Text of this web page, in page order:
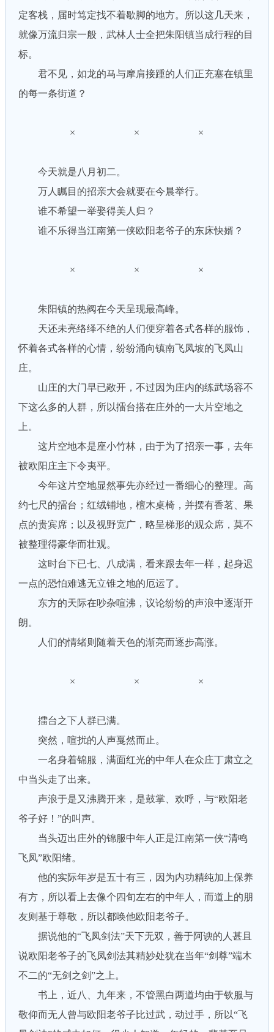
定客栈，届时笃定找不着歇脚的地方。所以这几天来，
就像万流归宗一般，武林人士全把朱阳镇当成行程的目
标。
君不见，如龙的马与摩肩接踵的人们正充塞在镇里
的每一条街道？
× × ×
今天就是八月初二。
万人瞩目的招亲大会就要在今晨举行。
谁不希望一举娶得美人归？
谁不乐得当江南第一侠欧阳老爷子的东床快婿？
× × ×
朱阳镇的热阀在今天呈现最高峰。
天还未亮络绎不绝的人们便穿着各式各样的服饰，
怀着各式各样的心情，纷纷涌向镇南飞凤坡的飞凤山
庄。
山庄的大门早已敞开，不过因为庄内的练武场容不
下这么多的人群，所以擂台搭在庄外的一大片空地之
上。
这片空地本是座小竹林，由于为了招亲一事，去年
被欧阳庄主下令夷平。
今年这片空地显然事先亦经过一番细心的整理。高
约七尺的擂台；红绒铺地，檀木桌椅，并摆有香茗、果
点的贵宾席；以及视野宽广，略呈梯形的观众席，莫不
被整理得豪华而壮观。
这时台下已七、八成满，看来跟去年一样，起身迟
一点的恐怕难逃无立锥之地的厄运了。
东方的天际在吵杂喧沸，议论纷纷的声浪中逐渐开
朗。
人们的情绪则随着天色的渐亮而逐步高涨。
× × ×
擂台之下人群已满。
突然，喧扰的人声戛然而止。
一名身着锦服，满面红光的中年人在众庄丁肃立之
中当头走了出来。
声浪于是又沸腾开来，是鼓掌、欢呼，与“欧阳老
爷子好！”的叫声。
当头迈出庄外的锦服中年人正是江南第一侠“清鸣
飞凤”欧阳绪。
他的实际年岁是五十有三，因为内功精纯加上保养
有方，所以看上去像个四旬左右的中年人，而道上的朋
友则基于尊敬，所以都唤他欧阳老爷子。
据说他的“飞凤剑法”天下无双，善于阿谀的人甚且
说欧阳老爷子的飞凤剑法其精妙处犹在当年“剑尊”端木
不二的“无剑之剑”之上。
书上，近八、九年来，不管黑白两道均由于钦服与
敬仰而无人曾与欧阳老爷子比过武，动过手，所以“飞